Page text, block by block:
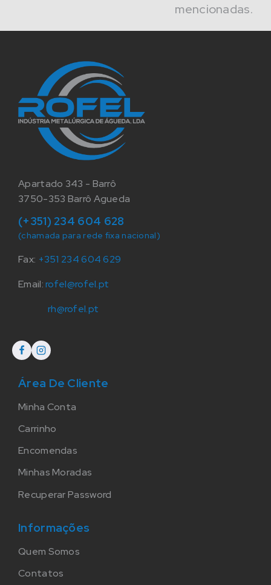
mencionadas.
Apartado 343 - Barrô
3750-353 Barrô Agueda
(+351) 234 604 628
(chamada para rede fixa nacional)
Fax: +351 234 604 629
Email:rofel@rofel.pt
rh@rofel.pt
Área De Cliente
Minha Conta
Carrinho
Encomendas
Minhas Moradas
Recuperar Password
Informações
Quem Somos
Contatos